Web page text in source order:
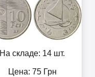
На складе: 14 шт.
Цена: 75Грн